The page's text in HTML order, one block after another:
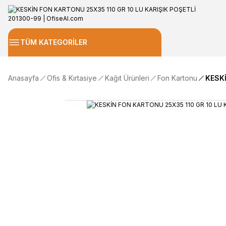
TÜM KATEGORİLER
Anasayfa Ofis & Kırtasiye Kağıt Ürünleri Fon Kartonu